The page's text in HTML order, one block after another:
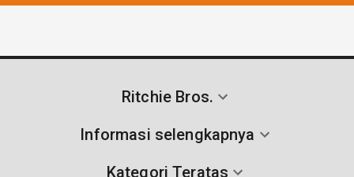
Ritchie Bros.
Informasi selengkapnya
Kategori Teratas